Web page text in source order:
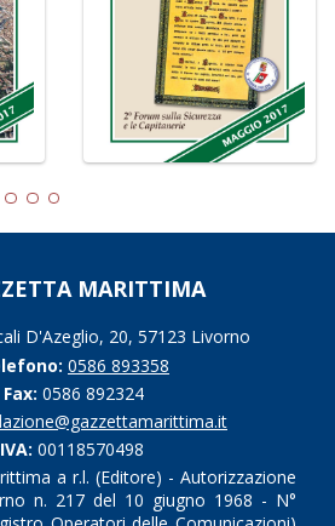
MARITTIMA
D'Azeglio, 20, 57123 Livorno
0586 893358
Fax: 0586 892324
00118570498
a r.l. (Editore) - Autorizzazione
n. 217 del 10 giugno 1968 - N°